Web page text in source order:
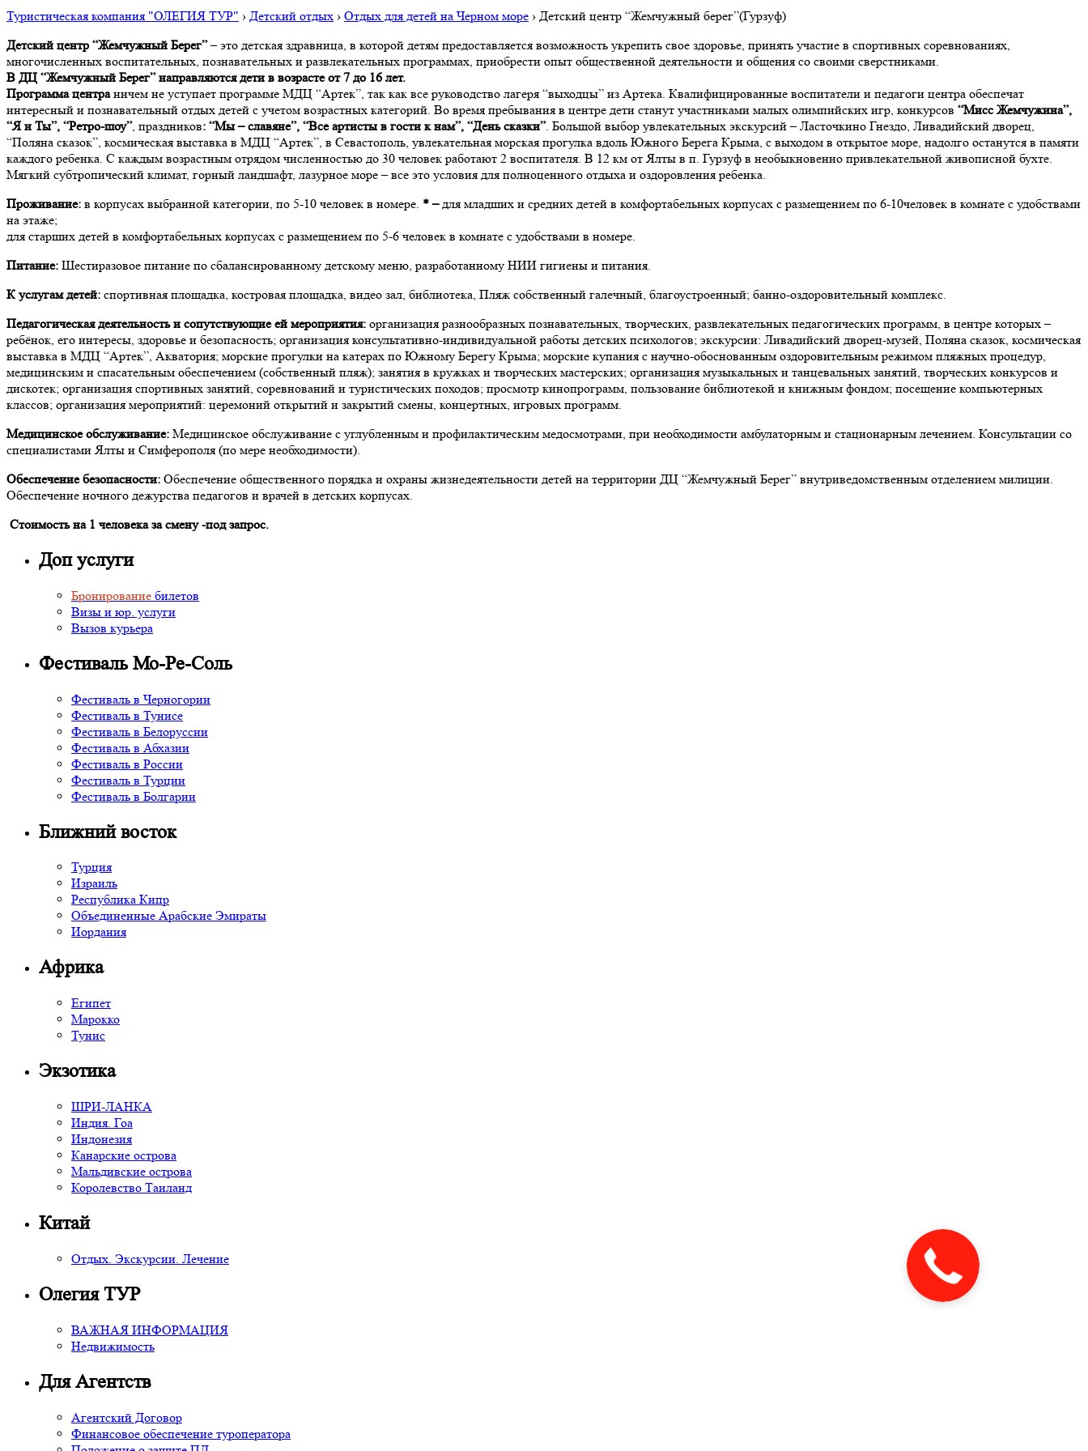
Туристическая компания "ОЛЕГИЯ ТУР" › Детский отдых › Отдых для детей на Черном море › Детский центр “Жемчужный берег”(Гурзуф)
Детский центр “Жемчужный Берег”– это детская здравница, в которой детям предоставляется возможность укрепить свое здоровье, принять участие в спортивных соревнованиях,
многочисленных воспитательных, познавательных и развлекательных программах, приобрести опыт общественной деятельности и общения со своими сверстниками.
В ДЦ “Жемчужный Берег” направляются дети в возрасте от 7 до 16 лет.
Программа центраничем не уступает программе МДЦ “Артек”, так как все руководство лагеря “выходцы” из Артека. Квалифицированные воспитатели и педагоги центра обеспечат
интересный и познавательный отдых детей с учетом возрастных категорий. Во время пребывания в центре дети станут участниками малых олимпийских игр, конкурсов “Мисс Жемчужина”,
“Я и Ты”, “Ретро-шоу”, праздников: “Мы – славяне”, “Все артисты в гости к нам”, “День сказки”. Большой выбор увлекательных экскурсий – Ласточкино Гнездо, Ливадийский дворец,
“Поляна сказок”, космическая выставка в МДЦ “Артек”, в Севастополь, увлекательная морская прогулка вдоль Южного Берега Крыма, с выходом в открытое море, надолго останутся в памяти
каждого ребенка. С каждым возрастным отрядом численностью до 30 человек работают 2 воспитателя. В 12 км от Ялты в п. Гурзуф в необыкновенно привлекательной живописной бухте.
Мягкий субтропический климат, горный ландшафт, лазурное море – все это условия для полноценного отдыха и оздоровления ребенка.
Проживание: в корпусах выбранной категории, по 5-10 человек в номере. * –для младших и средних детей в комфортабельных корпусах с размещением по 6-10человек в комнате с удобствами
на этаже;
для старших детей в комфортабельных корпусах с размещением по 5-6 человек в комнате с удобствами в номере.
Питание: Шестиразовое питание по сбалансированному детскому меню, разработанному НИИ гигиены и питания.
К услугам детей: спортивная площадка, костровая площадка, видео зал, библиотека, Пляж собственный галечный, благоустроенный; банно-оздоровительный комплекс.
Педагогическая деятельность и сопутствующие ей мероприятия: организация разнообразных познавательных, творческих, развлекательных педагогических программ, в центре которых –
ребёнок, его интересы, здоровье и безопасность; организация консультативно-индивидуальной работы детских психологов; экскурсии: Ливадийский дворец-музей, Поляна сказок, космическая
выставка в МДЦ “Артек”, Акватория; морские прогулки на катерах по Южному Берегу Крыма; морские купания с научно-обоснованным оздоровительным режимом пляжных процедур,
медицинским и спасательным обеспечением (собственный пляж); занятия в кружках и творческих мастерских; организация музыкальных и танцевальных занятий, творческих конкурсов и
дискотек; организация спортивных занятий, соревнований и туристических походов; просмотр кинопрограмм, пользование библиотекой и книжным фондом; посещение компьютерных
классов; организация мероприятий: церемоний открытий и закрытий смены, концертных, игровых программ.
Медицинское обслуживание: Mедицинское обслуживание с углубленным и профилактическим медосмотрами, при необходимости амбулаторным и стационарным лечением. Консультации со
специалистами Ялты и Симферополя (по мере необходимости).
Обеспечение безопасности: Обеспечение общественного порядка и охраны жизнедеятельности детей на территории ДЦ “Жемчужный Берег” внутриведомственным отделением милиции.
Обеспечение ночного дежурства педагогов и врачей в детских корпусах.
Стоимость на 1 человека за смену -под запрос.
Доп услуги
Бронирование билетов
Визы и юр. услуги
Вызов курьера
Фестиваль Мо-Ре-Соль
Фестиваль в Черногории
Фестиваль в Тунисе
Фестиваль в Белоруссии
Фестиваль в Абхазии
Фестиваль в России
Фестиваль в Турции
Фестиваль в Болгарии
Ближний восток
Турция
Израиль
Республика Кипр
Объединенные Арабские Эмираты
Иордания
Африка
Египет
Марокко
Тунис
Экзотика
ШРИ-ЛАНКА
Индия. Гоа
Индонезия
Канарские острова
Мальдивские острова
Королевство Таиланд
Китай
Отдых. Экскурсии. Лечение
Олегия ТУР
ВАЖНАЯ ИНФОРМАЦИЯ
Недвижимость
Для Агентств
Агентский Договор
Финансовое обеспечение туроператора